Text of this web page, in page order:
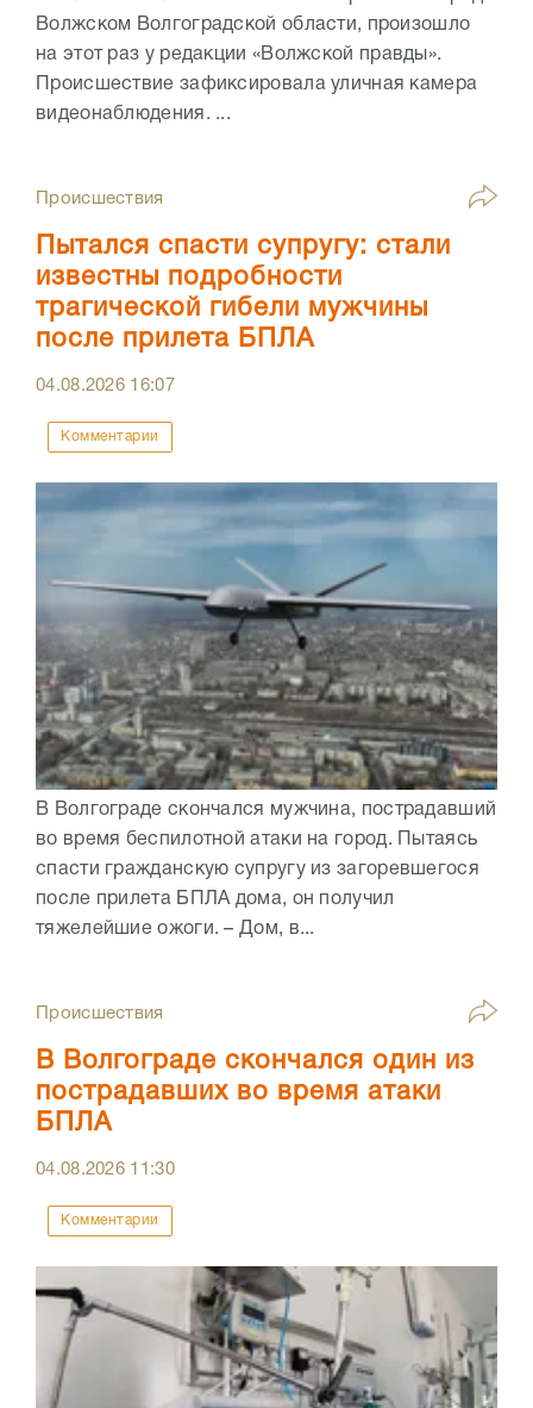
Волжском Волгоградской области, произошло
на этот раз у редакции «Волжской правды».
Происшествие зафиксировала уличная камера
видеонаблюдения. ...
Происшествия
Пытался спасти супругу: стали
известны подробности
трагической гибели мужчины
после прилета БПЛА
04.08.2026 16:07
Комментарии
В Волгограде скончался мужчина, пострадавший
во время беспилотной атаки на город. Пытаясь
спасти гражданскую супругу из загоревшегося
после прилета БПЛА дома, он получил
тяжелейшие ожоги. – Дом, в...
Происшествия
В Волгограде скончался один из
пострадавших во время атаки
БПЛА
04.08.2026 11:30
Комментарии